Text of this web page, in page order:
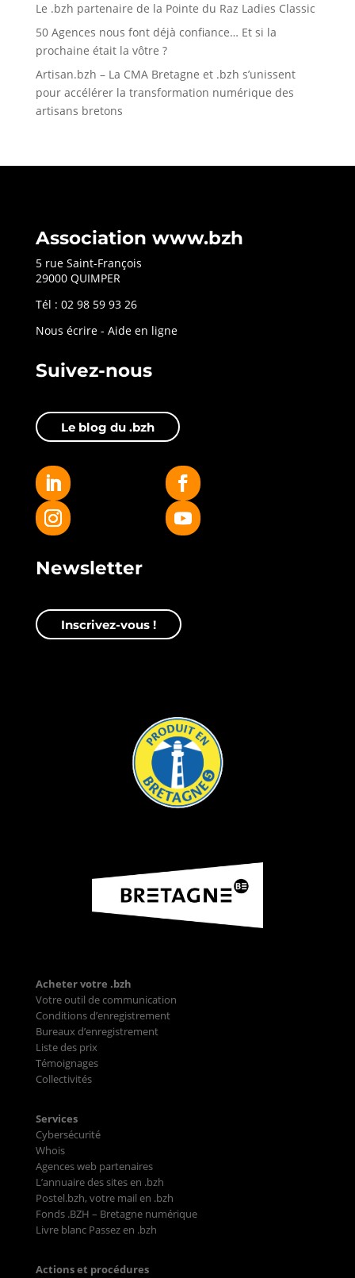
Le .bzh partenaire de la Pointe du Raz Ladies Classic
50 Agences nous font déjà confiance… Et si la
prochaine était la vôtre ?
Artisan.bzh – La CMA Bretagne et .bzh s’unissent
pour accélérer la transformation numérique des
artisans bretons
Association www.bzh
5 rue Saint-François
29000 QUIMPER
Tél : 02 98 59 93 26
Nous écrire - Aide en ligne
Suivez-nous
Le blog du .bzh
Newsletter
Inscrivez-vous !
Acheter votre .bzh
Votre outil de communication
Conditions d’enregistrement
Bureaux d’enregistrement
Liste des prix
Témoignages
Collectivités
Services
Cybersécurité
Whois
Agences web partenaires
L’annuaire des sites en .bzh
Postel.bzh, votre mail en .bzh
Fonds .BZH – Bretagne numérique
Livre blanc Passez en .bzh
Actions et procédures